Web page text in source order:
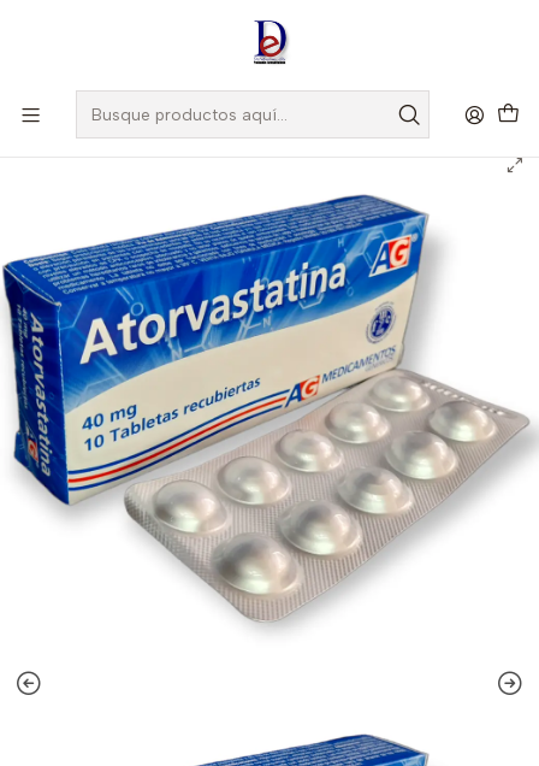
, Si eres nuevo regístrate
ATORVASTATINA 40 MG X 10 TAB --AG -FEB 25- UBI 1-A